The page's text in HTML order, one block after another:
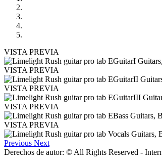
VISTA PREVIA
VISTA PREVIA
VISTA PREVIA
VISTA PREVIA
VISTA PREVIA
Previous Next
Derechos de autor: © All Rights Reserved -